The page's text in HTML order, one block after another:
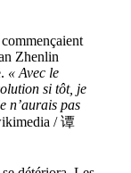
Zhenlin
« Avec le
si tôt, je
n’aurais pas
/ 谭